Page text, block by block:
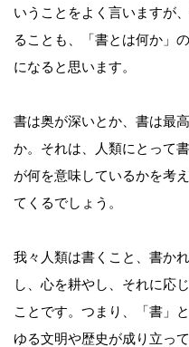
いうことをよく言いますが
ることも、「書とは何か」
になると思います。
書は奥が深いとか、書は最
か。それは、人類にとって
が何を意味しているかを考
てくるでしょう。
我々人類は書くこと、書か
し、心を耕やし、それに応
ことです。つまり、「書」
ゆる文明や歴史が成り立っ